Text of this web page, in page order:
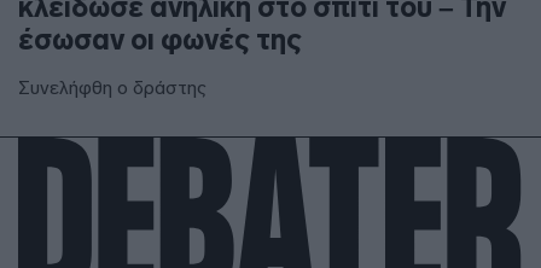
κλείδωσε ανήλικη στο σπίτι του – Την
έσωσαν οι φωνές της
Συνελήφθη ο δράστης